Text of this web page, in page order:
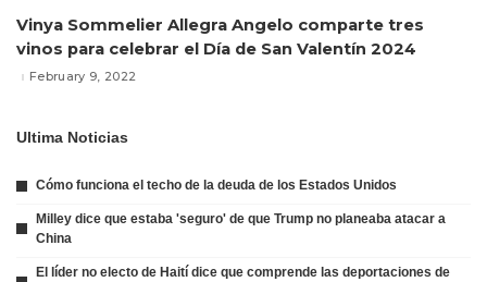
Vinya Sommelier Allegra Angelo comparte tres
vinos para celebrar el Día de San Valentín 2024
February 9, 2022
Ultima Noticias
Cómo funciona el techo de la deuda de los Estados Unidos
Milley dice que estaba 'seguro' de que Trump no planeaba atacar a
China
El líder no electo de Haití dice que comprende las deportaciones de